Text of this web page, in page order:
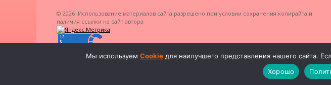
© 2026 Использование материалов сайта разрешено при условии сохранения копирайта и
наличия ссылки на сайт автора ·
Мы используем Cookie для наилучшего представления нашего сайта.
Хорошо